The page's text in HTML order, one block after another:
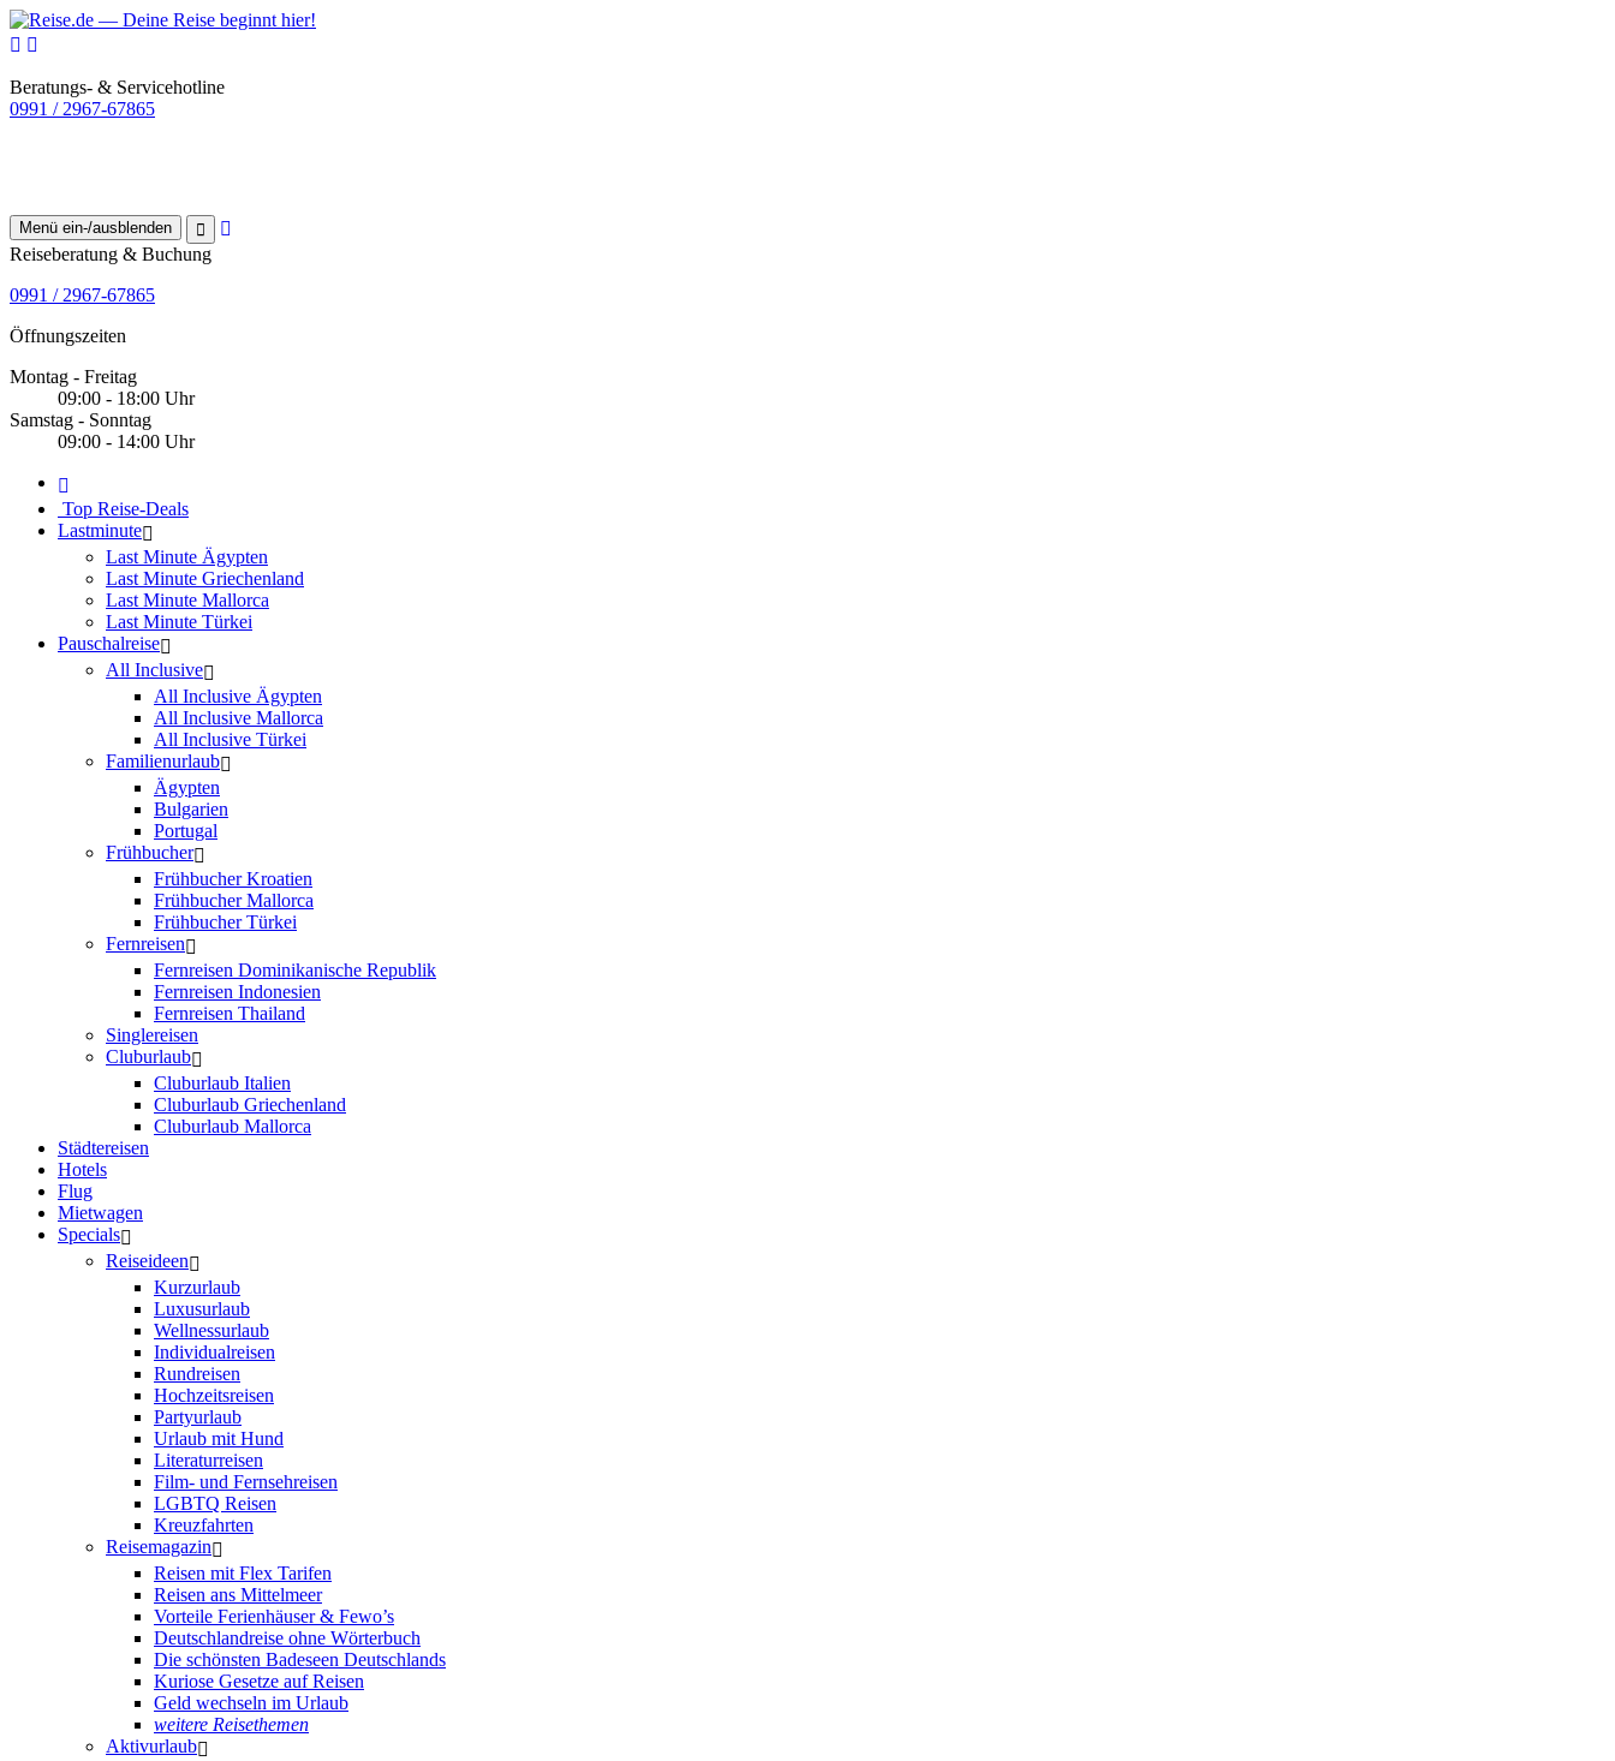
Beratungs- & Servicehotline
0991 / 2967-67865
Menü ein-/ausblenden
Reiseberatung & Buchung
0991 / 2967-67865
Öffnungszeiten
Montag - Freitag
09:00 - 18:00 Uhr
Samstag - Sonntag
09:00 - 14:00 Uhr
Top Reise-Deals
Lastminute
Last Minute Ägypten
Last Minute Griechenland
Last Minute Mallorca
Last Minute Türkei
Pauschalreise
All Inclusive
All Inclusive Ägypten
All Inclusive Mallorca
All Inclusive Türkei
Familienurlaub
Ägypten
Bulgarien
Portugal
Frühbucher
Frühbucher Kroatien
Frühbucher Mallorca
Frühbucher Türkei
Fernreisen
Fernreisen Dominikanische Republik
Fernreisen Indonesien
Fernreisen Thailand
Singlereisen
Cluburlaub
Cluburlaub Italien
Cluburlaub Griechenland
Cluburlaub Mallorca
Städtereisen
Hotels
Flug
Mietwagen
Specials
Reiseideen
Kurzurlaub
Luxusurlaub
Wellnessurlaub
Individualreisen
Rundreisen
Hochzeitsreisen
Partyurlaub
Urlaub mit Hund
Literaturreisen
Film- und Fernsehreisen
LGBTQ Reisen
Kreuzfahrten
Reisemagazin
Reisen mit Flex Tarifen
Reisen ans Mittelmeer
Vorteile Ferienhäuser & Fewo’s
Deutschlandreise ohne Wörterbuch
Die schönsten Badeseen Deutschlands
Kuriose Gesetze auf Reisen
Geld wechseln im Urlaub
weitere Reisethemen
Aktivurlaub